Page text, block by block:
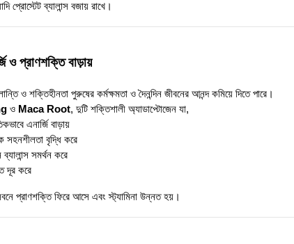
প্রোস্টেট ব্যালান্স বজায় রাখে।
ও প্রাণশক্তি বাড়ায়
ও শক্তিহীনতা পুরুষের কর্মক্ষমতা ও দৈনন্দিন জীবনের আনন্দ কমিয়ে দিতে পারে।
ও Maca Root, দুটি শক্তিশালী অ্যাডাপ্টোজেন যা,
এনার্জি বাড়ায়
সহনশীলতা বৃদ্ধি করে
সমর্থন করে
দূর করে
প্রাণশক্তি ফিরে আসে এবং স্ট্যামিনা উন্নত হয়।